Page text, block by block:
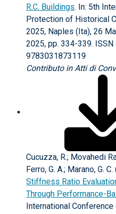
R.C. Buildings. In: 5th
Protection of Historical
2025, Naples (Ita), 26
2025, pp. 334-339.
9783031873119
Contributo in Atti di
Cucuzza, R.; Movahedi
Ferro, G. A.; Marano, G.
Stiffness Ratio
Through Performance-
International